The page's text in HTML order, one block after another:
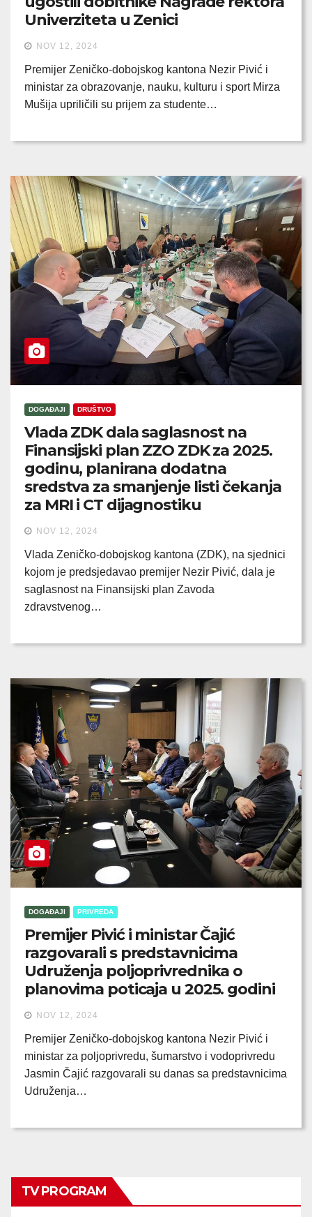
Univerziteta u Zenici
NOV 12, 2024
Premijer Zeničko-dobojskog kantona Nezir Pivić i
ministar za obrazovanje, nauku, kulturu i sport Mirza
Mušija upriličili su prijem za studente…
DOGAĐAJI DRUŠTVO
Vlada ZDK dala saglasnost na
Finansijski plan ZZO ZDK za 2025.
godinu, planirana dodatna
sredstva za smanjenje listi čekanja
za MRI i CT dijagnostiku
NOV 12, 2024
Vlada Zeničko-dobojskog kantona (ZDK), na sjednici
kojom je predsjedavao premijer Nezir Pivić, dala je
saglasnost na Finansijski plan Zavoda
zdravstvenog…
DOGAĐAJI PRIVREDA
Premijer Pivić i ministar Čajić
razgovarali s predstavnicima
Udruženja poljoprivrednika o
planovima poticaja u 2025. godini
NOV 12, 2024
Premijer Zeničko-dobojskog kantona Nezir Pivić i
ministar za poljoprivredu, šumarstvo i vodoprivredu
Jasmin Čajić razgovarali su danas sa predstavnicima
Udruženja…
TV PROGRAM